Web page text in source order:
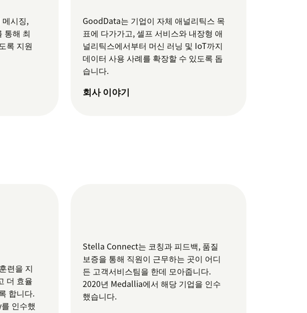
시징,
통해 최
록 지원
GoodData는 기업이 자체 애널리틱스 목
표에 다가가고, 셀프 서비스와 내장형 애
널리틱스에서부터 머신 러닝 및 IoT까지
데이터 사용 사례를 확장할 수 있도록 돕
습니다.
회사 이야기
련을 지
더 효율
합니다.
인수했
Stella Connect는 코칭과 피드백, 품질
보증을 통해 직원이 근무하는 곳이 어디
든 고객서비스팀을 한데 모아줍니다.
2020년 Medallia에서 해당 기업을 인수
했습니다.